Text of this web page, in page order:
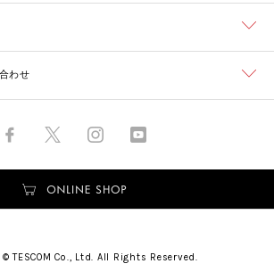
わせ
TESCOM Co., Ltd. All Rights Reserved.